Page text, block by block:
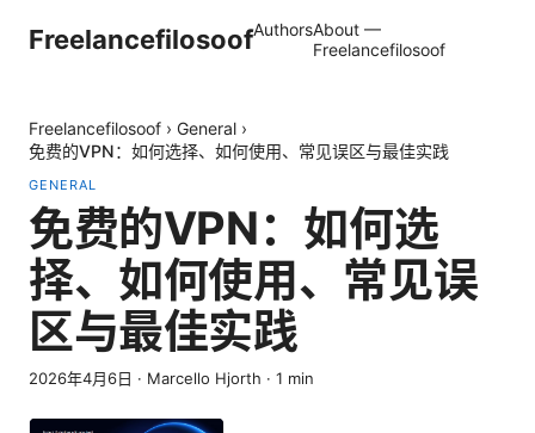
FreelancefilosoofAuthorsAbout —
Freelancefilosoof
Freelancefilosoof › General ›
免费的VPN：如何选择、如何使用、常见误区与最佳实践
GENERAL
免费的VPN：如何选
择、如何使用、常见误
区与最佳实践
2026年4月6日 · Marcello Hjorth · 1 min